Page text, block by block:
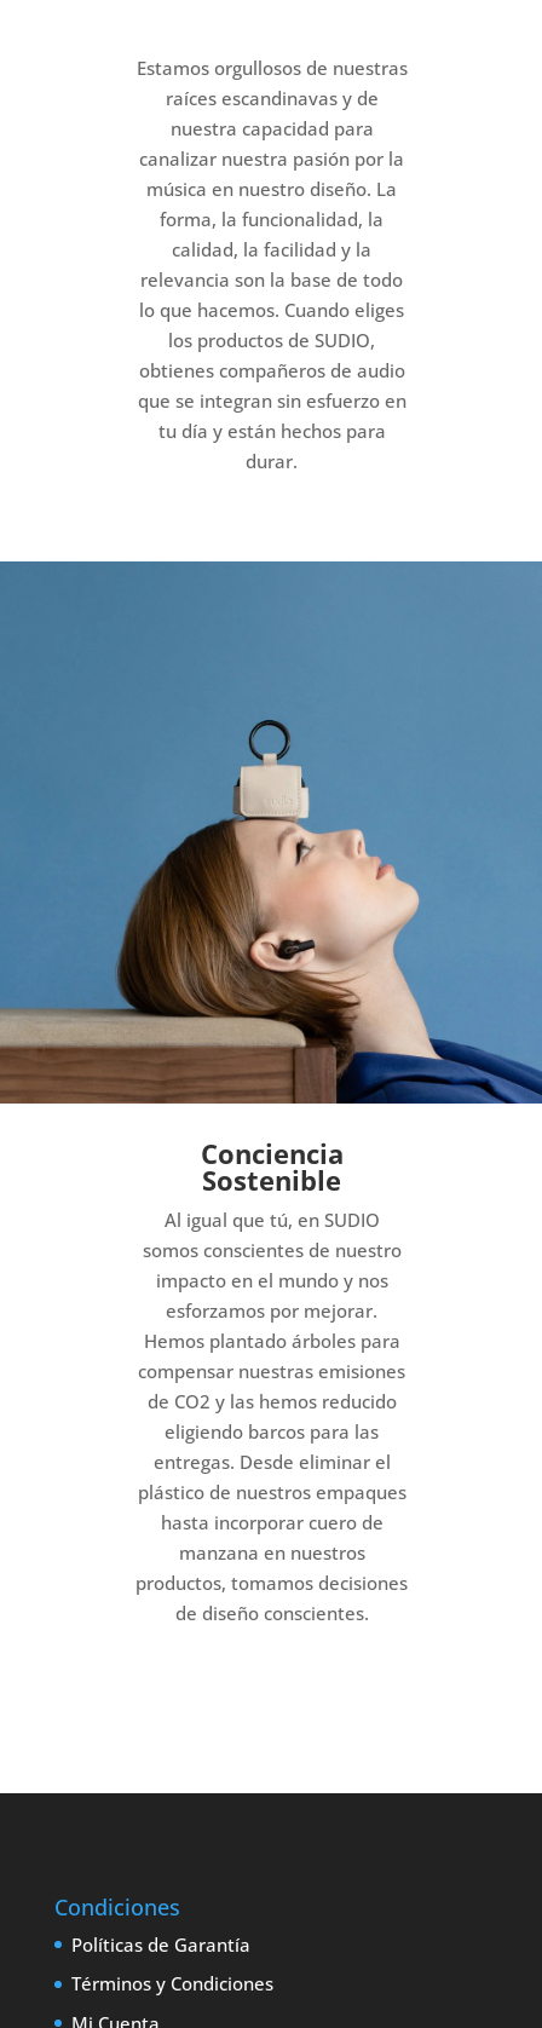
Estamos orgullosos de nuestras
raíces escandinavas y de
nuestra capacidad para
canalizar nuestra pasión por la
música en nuestro diseño. La
forma, la funcionalidad, la
calidad, la facilidad y la
relevancia son la base de todo
lo que hacemos. Cuando eliges
los productos de SUDIO,
obtienes compañeros de audio
que se integran sin esfuerzo en
tu día y están hechos para
durar.
Conciencia
Sostenible
Al igual que tú, en SUDIO
somos conscientes de nuestro
impacto en el mundo y nos
esforzamos por mejorar.
Hemos plantado árboles para
compensar nuestras emisiones
de CO2 y las hemos reducido
eligiendo barcos para las
entregas. Desde eliminar el
plástico de nuestros empaques
hasta incorporar cuero de
manzana en nuestros
productos, tomamos decisiones
de diseño conscientes.
Condiciones
Políticas de Garantía
Términos y Condiciones
Mi Cuenta